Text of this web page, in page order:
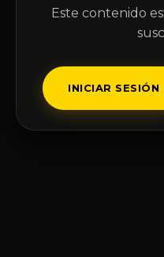
Este contenido
INICIAR SESIÓN